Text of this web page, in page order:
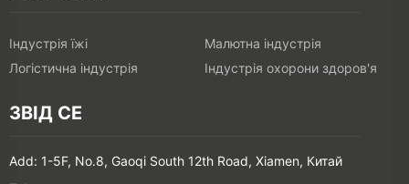
Індустрія їжі
Малютна індустрія
Логістична індустрія
Індустрія охорони здоров'я
ЗВІД СЕ
Add: 1-5F, No.8, Gaoqi South 12th Road, Xiamen, Китай